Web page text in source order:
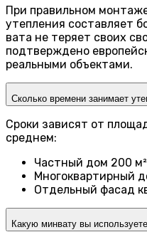
При правильном
утепления составляет
вата не теряет своих
подтверждено
реальными объектами.
Сколько времени занимает
Сроки зависят от
среднем:
Частный дом 200
Многоквартирный
Отдельный фасад
Какую минвату вы